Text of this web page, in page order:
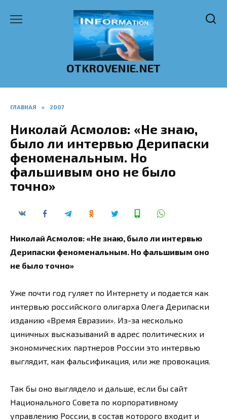
OTKROVENIE.NET
ГЛАВНАЯ » 2007
Николай Асмолов: «Не знаю,
было ли интервью Дерипаски
феноменальным. Но
фальшивым оно не было
точно»
Николай Асмолов: «Не знаю, было ли интервью
Дерипаски феноменальным. Но фальшивым оно
не было точно»
Уже почти год гуляет по Интернету и подается как
интервью российского олигарха Олега Дерипаски
изданию «Время Евразии». Из-за несколько
циничных высказываний в адрес политических и
экономических партнеров России это интервью
выглядит, как фальсификация, или же провокация.
Так бы оно выглядело и дальше, если бы сайт
Национального Совета по корпоративному
управлению России, в состав которого входит и